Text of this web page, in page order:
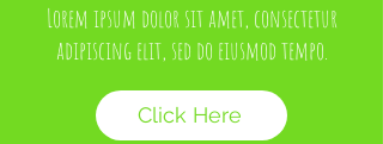
Lorem ipsum dolor sit amet, consectetur
adipiscing elit, sed do eiusmod tempo.
Click Here